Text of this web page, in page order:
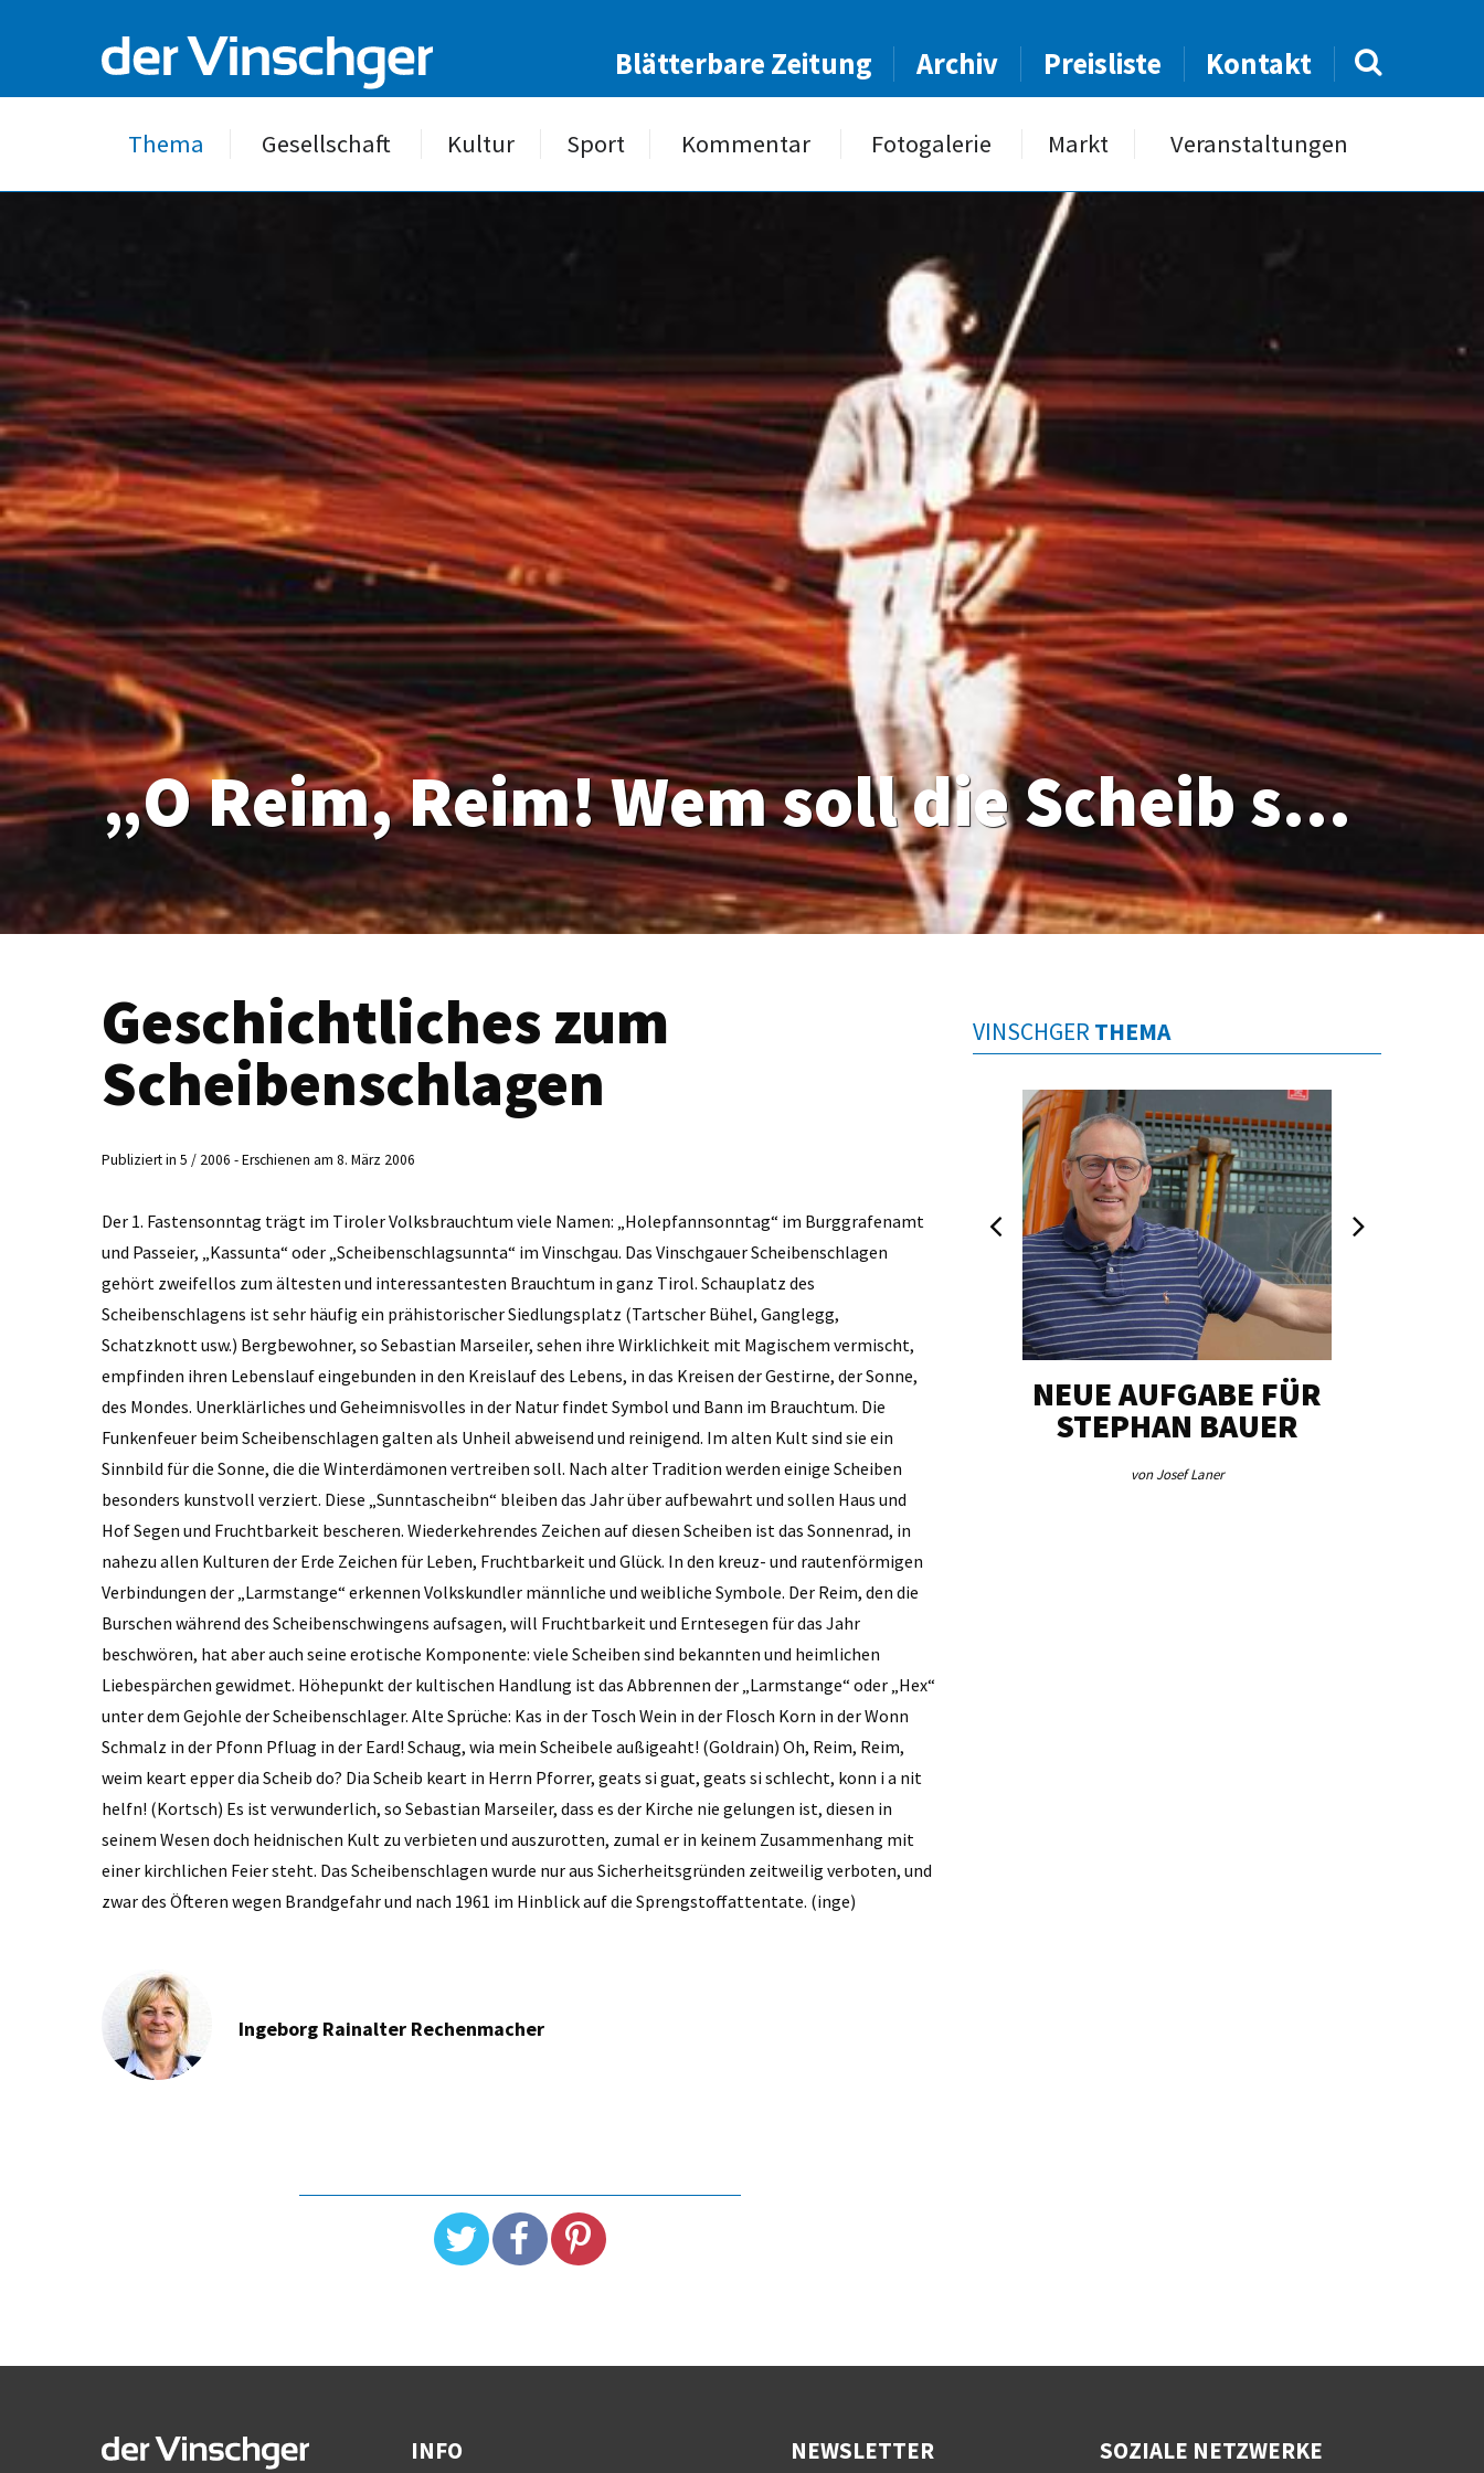
Blätterbare Zeitung Archiv Preisliste Kontakt
Thema Gesellschaft Kultur Sport Kommentar Fotogalerie Markt Veranstaltungen
„O Reim, Reim! Wem soll die Scheib sein?“
Geschichtliches zum
Scheibenschlagen
Publiziert in 5 / 2006 - Erschienen am 8. März 2006
Der 1. Fastensonntag trägt im Tiroler Volksbrauchtum viele Namen: „Holepfannsonntag“ im Burggrafenamt
und Passeier, „Kassunta“ oder „Scheibenschlagsunnta“ im Vinschgau. Das Vinschgauer Scheibenschlagen
gehört zweifellos zum ältesten und interessantesten Brauchtum in ganz Tirol. Schauplatz des
Scheibenschlagens ist sehr häufig ein prähistorischer Siedlungsplatz (Tartscher Bühel, Ganglegg,
Schatzknott usw.) Bergbewohner, so Sebastian Marseiler, sehen ihre Wirklichkeit mit Magischem vermischt,
empfinden ihren Lebenslauf eingebunden in den Kreislauf des Lebens, in das Kreisen der Gestirne, der Sonne,
des Mondes. Unerklärliches und Geheimnisvolles in der Natur findet Symbol und Bann im Brauchtum. Die
Funkenfeuer beim Scheibenschlagen galten als Unheil abweisend und reinigend. Im alten Kult sind sie ein
Sinnbild für die Sonne, die die Winterdämonen vertreiben soll. Nach alter Tradition werden einige Scheiben
besonders kunstvoll verziert. Diese „Sunntascheibn“ bleiben das Jahr über aufbewahrt und sollen Haus und
Hof Segen und Fruchtbarkeit bescheren. Wiederkehrendes Zeichen auf diesen Scheiben ist das Sonnenrad, in
nahezu allen Kulturen der Erde Zeichen für Leben, Fruchtbarkeit und Glück. In den kreuz- und rautenförmigen
Verbindungen der „Larmstange“ erkennen Volkskundler männliche und weibliche Symbole. Der Reim, den die
Burschen während des Scheibenschwingens aufsagen, will Fruchtbarkeit und Erntesegen für das Jahr
beschwören, hat aber auch seine erotische Komponente: viele Scheiben sind bekannten und heimlichen
Liebespärchen gewidmet. Höhepunkt der kultischen Handlung ist das Abbrennen der „Larmstange“ oder „Hex“
unter dem Gejohle der Scheibenschlager. Alte Sprüche: Kas in der Tosch Wein in der Flosch Korn in der Wonn
Schmalz in der Pfonn Pfluag in der Eard! Schaug, wia mein Scheibele außigeaht! (Goldrain) Oh, Reim, Reim,
weim keart epper dia Scheib do? Dia Scheib keart in Herrn Pforrer, geats si guat, geats si schlecht, konn i a nit
helfn! (Kortsch) Es ist verwunderlich, so Sebastian Marseiler, dass es der Kirche nie gelungen ist, diesen in
seinem Wesen doch heidnischen Kult zu verbieten und auszurotten, zumal er in keinem Zusammenhang mit
einer kirchlichen Feier steht. Das Scheibenschlagen wurde nur aus Sicherheitsgründen zeitweilig verboten, und
zwar des Öfteren wegen Brandgefahr und nach 1961 im Hinblick auf die Sprengstoffattentate. (inge)
Ingeborg Rainalter Rechenmacher
VINSCHGER THEMA
NEUE AUFGABE FÜR
STEPHAN BAUER
von Josef Laner
INFO NEWSLETTER SOZIALE NETZWERKE